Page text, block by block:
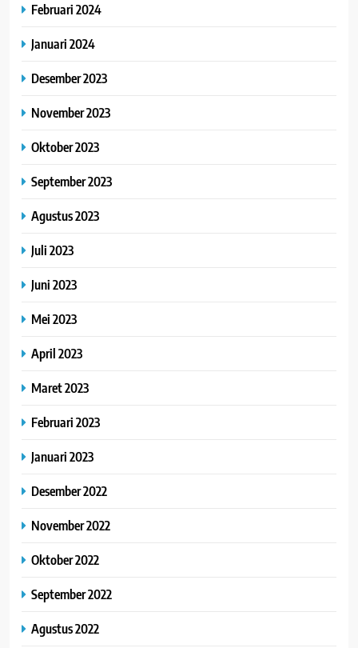
Februari 2024
Januari 2024
Desember 2023
November 2023
Oktober 2023
September 2023
Agustus 2023
Juli 2023
Juni 2023
Mei 2023
April 2023
Maret 2023
Februari 2023
Januari 2023
Desember 2022
November 2022
Oktober 2022
September 2022
Agustus 2022